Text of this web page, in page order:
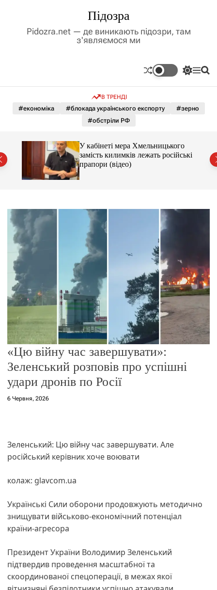
у
Підозра
Pidozra.net — де виникають підозри, там
з'являємося ми
П
м
к
о
о
у
М П
В ТРЕНДІ
#економіка #блокада українського експорту
#зерно
#обстріли РФ
У кабінеті мера Хмельницького
замість килимків лежать російські
прапори (відео)
«Цю війну час завершувати»:
Зеленський розповів про успішні
удари дронів по Росії
6 Червня, 2026
Зеленський: Цю війну час завершувати. Але
російський керівник хоче воювати
колаж: glavcom.ua
Українські Сили оборони продовжують методично
знищувати військово-економічний потенціал
країни-агресора
Президент України Володимир Зеленський
підтвердив проведення масштабної та
скоординованої спецоперації, в межах якої